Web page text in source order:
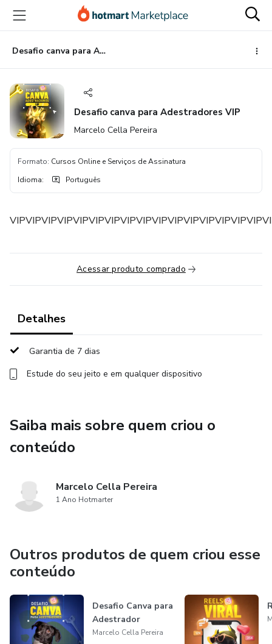
para
conteúdo
principal
para
pagamento
para
rodapé
Desafio canva para Adestradores VIP
Desafio canva para Adestradores VIP
Marcelo Cella Pereira
Formato: Cursos Online e Serviços de Assinatura
Idioma: Português
Acessar produto comprado
Detalhes
Garantia de 7 dias
Estude do seu jeito e em qualquer dispositivo
Saiba mais sobre quem criou o
conteúdo
Marcelo Cella Pereira
1 Ano Hotmarter
Outros produtos de quem criou esse
conteúdo
Desafio Canva para
Adestrador
Marcelo Cella Pereira